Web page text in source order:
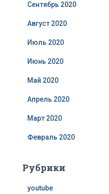
Сентябрь 2020
Август 2020
Июль 2020
Июнь 2020
Май 2020
Апрель 2020
Март 2020
Февраль 2020
Рубрики
youtube